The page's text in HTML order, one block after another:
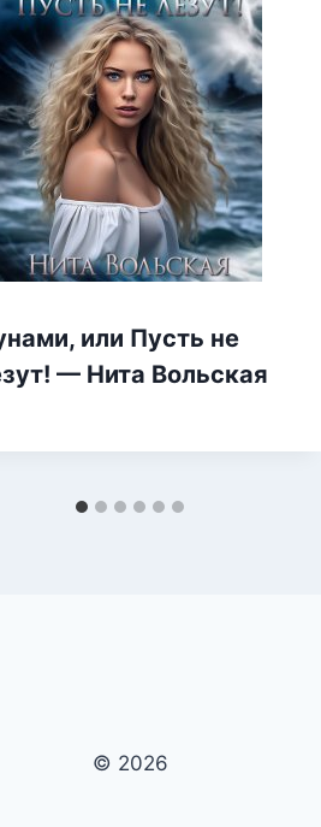
или Пусть не
— Нита Вольская
© 2026